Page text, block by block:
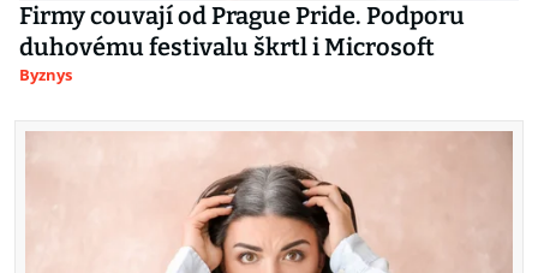
Firmy couvají od Prague Pride. Podporu
duhovému festivalu škrtl i Microsoft
Byznys